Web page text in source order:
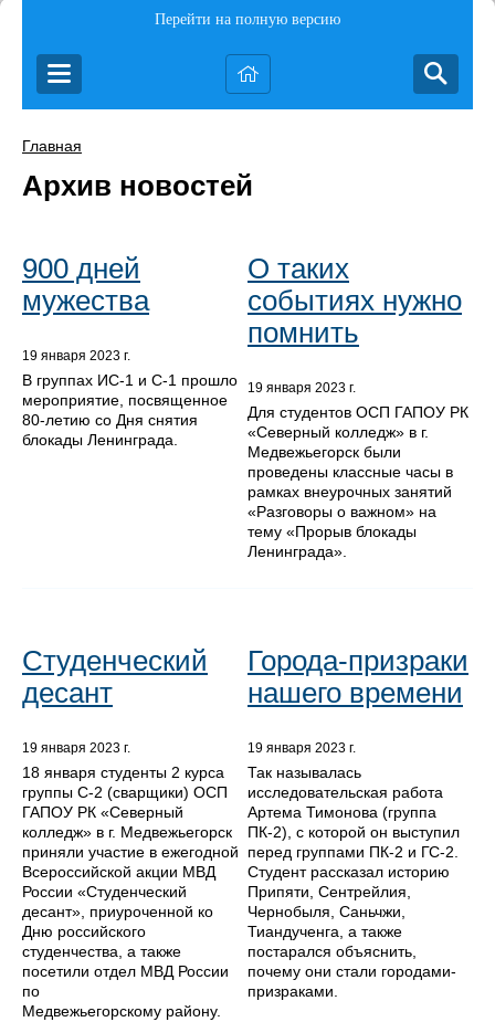
Перейти на полную версию
Главная
Архив новостей
900 дней
мужества
19 января 2023 г.
В группах ИС-1 и С-1 прошло
мероприятие, посвященное
80-летию со Дня снятия
блокады Ленинграда.
О таких
событиях нужно
помнить
19 января 2023 г.
Для студентов ОСП ГАПОУ РК
«Северный колледж» в г.
Медвежьегорск были
проведены классные часы в
рамках внеурочных занятий
«Разговоры о важном» на
тему «Прорыв блокады
Ленинграда».
Студенческий
десант
19 января 2023 г.
18 января студенты 2 курса
группы С-2 (сварщики) ОСП
ГАПОУ РК «Северный
колледж» в г. Медвежьегорск
приняли участие в ежегодной
Всероссийской акции МВД
России «Студенческий
десант», приуроченной ко
Дню российского
студенчества, а также
посетили отдел МВД России
по
Медвежьегорскому району.
Города-призраки
нашего времени
19 января 2023 г.
Так называлась
исследовательская работа
Артема Тимонова (группа
ПК-2), с которой он выступил
перед группами ПК-2 и ГС-2.
Студент рассказал историю
Припяти, Сентрейлия,
Чернобыля, Саньчжи,
Тиандученга, а также
постарался объяснить,
почему они стали городами-
призраками.